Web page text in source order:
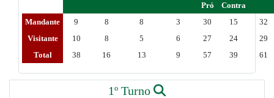
Pró
Contra
Mandante 9 8 8 3 30 15
32
Visitante
10 8 5 6 27 24
29
Total
38 16 13 9 57 39 61
1º Turno